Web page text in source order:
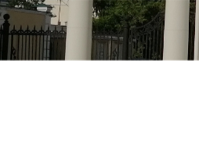
ЭТОТ ДЕНЬ В ИСТОРИИ
ОРЕНБУРГСКОГО КРАЯ
ПАМЯТНЫЕ ДАТЫ